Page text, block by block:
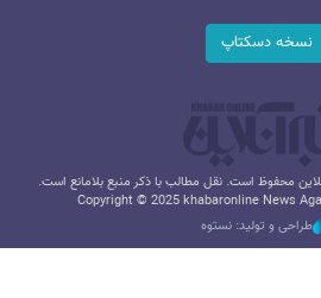
نسخه دسکتاپ
محفوظ است. نقل مطالب با ذکر منبع بلامانع است.
Copyright © 2025 khabaronline News
طراحی و تولید: نستوه